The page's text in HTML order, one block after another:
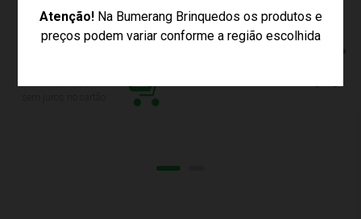
Atenção!Na Bumerang Brinquedos os produtos e
preços podem variar conforme a região escolhida
MÁSCARA
ELETRÔNICA GROOT
GUARDIÕES DA
M NOVABRINK BBRA
6592
R$129,99